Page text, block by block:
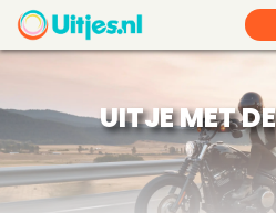
UITJE MET